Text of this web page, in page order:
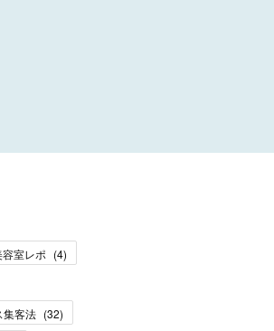
容室レポ (4)
集客法 (32)